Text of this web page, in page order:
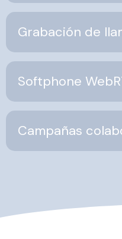
Grabación de
Softphone
Campañas